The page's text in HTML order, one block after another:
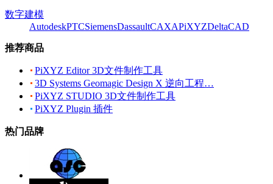
数字建模
AutodeskPTCSiemensDassaultCAXAPiXYZDeltaCAD
推荐商品
PiXYZ Editor 3D文件制作工具
3D Systems Geomagic Design X 逆向工程…
PiXYZ STUDIO 3D文件制作工具
PiXYZ Plugin 插件
热门品牌